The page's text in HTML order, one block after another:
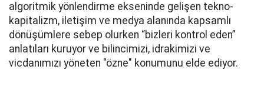
algoritmik yönlendirme ekseninde gelişen tekno-
kapitalizm, iletişim ve medya alanında kapsamlı
dönüşümlere sebep olurken “bizleri kontrol eden”
anlatıları kuruyor ve bilincimizi, idrakimizi ve
vicdanımızı yöneten "özne" konumunu elde ediyor.